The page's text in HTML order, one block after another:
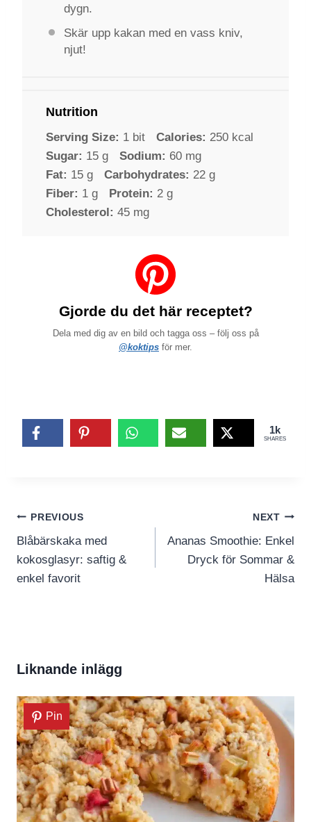
dygn.
Skär upp kakan med en vass kniv,
njut!
Nutrition
Serving Size: 1 bit Calories: 250 kcal
Sugar: 15 g Sodium: 60 mg
Fat: 15 g Carbohydrates: 22 g
Fiber: 1 g Protein: 2 g
Cholesterol: 45 mg
Gjorde du det här receptet?
Dela med dig av en bild och tagga oss – följ oss på
@koktips för mer.
1k
SHARES
Inläggsnavigering
PREVIOUS
Blåbärskaka med
kokosglasyr: saftig &
enkel favorit
NEXT
Ananas Smoothie: Enkel
Dryck för Sommar &
Hälsa
Liknande inlägg
Pin